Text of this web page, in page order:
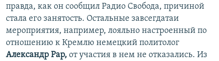
правда, как он сообщил Радио Свобода, причиной
стала его занятость. Остальные завсегдатаи
мероприятия, например, лояльно настроенный по
отношению к Кремлю немецкий политолог
Александр Рар, от участия в нем не отказались. Из